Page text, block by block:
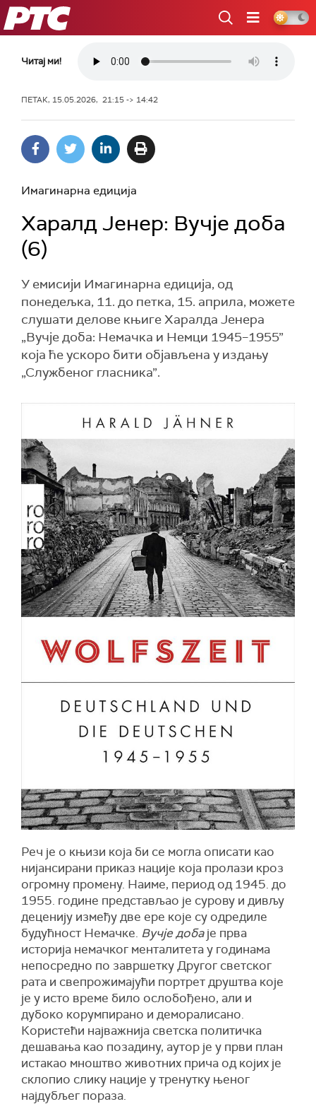
РТС
Читај ми!
ПЕТАК, 15.05.2026, 21:15 -> 14:42
Имагинарна едиција
Харалд Јенер: Вучје доба
(6)
У емисији Имагинарна едиција, од
понедељка, 11. до петка, 15. априла, можете
слушати делове књиге Харалда Јенера
„Вучје доба: Немачка и Немци 1945–1955”
која ће ускоро бити објављена у издању
„Службеног гласника”.
Реч је о књизи која би се могла описати као
нијансирани приказ нације која пролази кроз
огромну промену. Наиме, период од 1945. до
1955. године представљао је сурову и дивљу
деценију између две ере које су одредиле
будућност Немачке. Вучје добаје прва
историја немачког менталитета у годинама
непосредно по завршетку Другог светског
рата и свепрожимајући портрет друштва које
је у исто време било ослобођено, али и
дубоко корумпирано и деморалисано.
Користећи најважнија светска политичка
дешавања као позадину, аутор је у први план
истакао мноштво животних прича од којих је
склопио слику нације у тренутку њеног
најдубљег пораза.